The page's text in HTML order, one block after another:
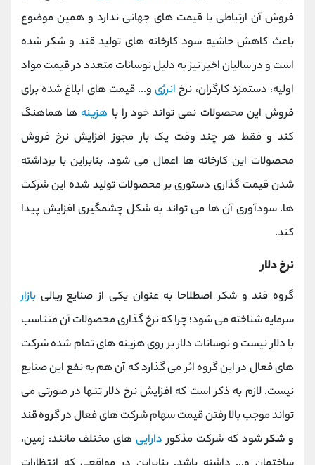
فروش آن ارتباطی با قیمت های جهانی ندارد و همین موضوع
باعث کاهش حاشیه سود کارخانه های تولید قند و شکر شده
است و در سالیان اخیر نیز به دلیل نوسانات متعدد در قیمت مواد
اولیه، دستمزد کارگران، نرخ انرژیو... قیمت های ابلاغ شده برای
فروش این محصولات نمی تواند خود را با هزینه ها هماهنگ
کند و فقط هر چند وقت یک بار مجوز افزایش نرخ فروش
محصولات این کارخانه ها اعمال می شود. بنابراین با برداشته
شدن قیمت گذاری دستوری بر محصولات تولید شده این شرکت
ها، سودآوری آن ها می تواند به شکل چشمگیری افزایش پیدا
کند.
نرخ دلار
گروه قند و شکر اصطلاحا به عنوان یکی از صنایع ریالی بازار
سرمایه شناخته می شود؛ چرا که نرخ گذاری محصولات آن متناسب
با دلار نیست و نوسانات دلار بر روی هزینه های تمام شده شرکت
های فعال در این گروه اثر می گذارد که آن هم به نفع این صنایع
نیست. لازم به ذکر است که افزایش نرخ دلار تنها در صورتی می
تواند موجب بالا رفتن قیمت سهام شرکت های فعال درگروه قند
و شکرشود که شرکت مذکوردارایی های مختلف مانند: زمین،